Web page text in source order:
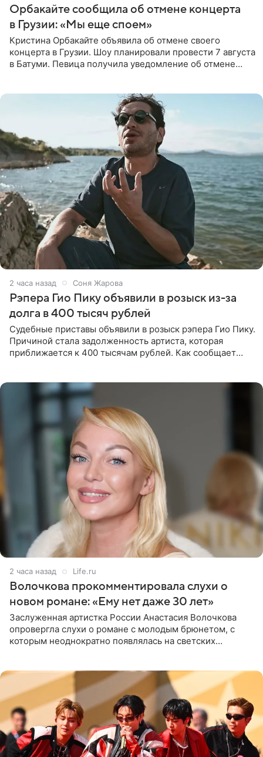
Орбакайте сообщила об отмене концерта
в Грузии: «Мы еще споем»
Кристина Орбакайте объявила об отмене своего
концерта в Грузии. Шоу планировали провести 7 августа
в Батуми. Певица получила уведомление об отмене
2 часа назад Соня Жарова
Рэпера Гио Пику объявили в розыск из-за
долга в 400 тысяч рублей
Судебные приставы объявили в розыск рэпера Гио Пику.
Причиной стала задолженность артиста, которая
приближается к 400 тысячам рублей. Как сообщает
2 часа назад Life.ru
Волочкова прокомментировала слухи о
новом романе: «Ему нет даже 30 лет»
Заслуженная артистка России Анастасия Волочкова
опровергла слухи о романе с молодым брюнетом, с
которым неоднократно появлялась на светских